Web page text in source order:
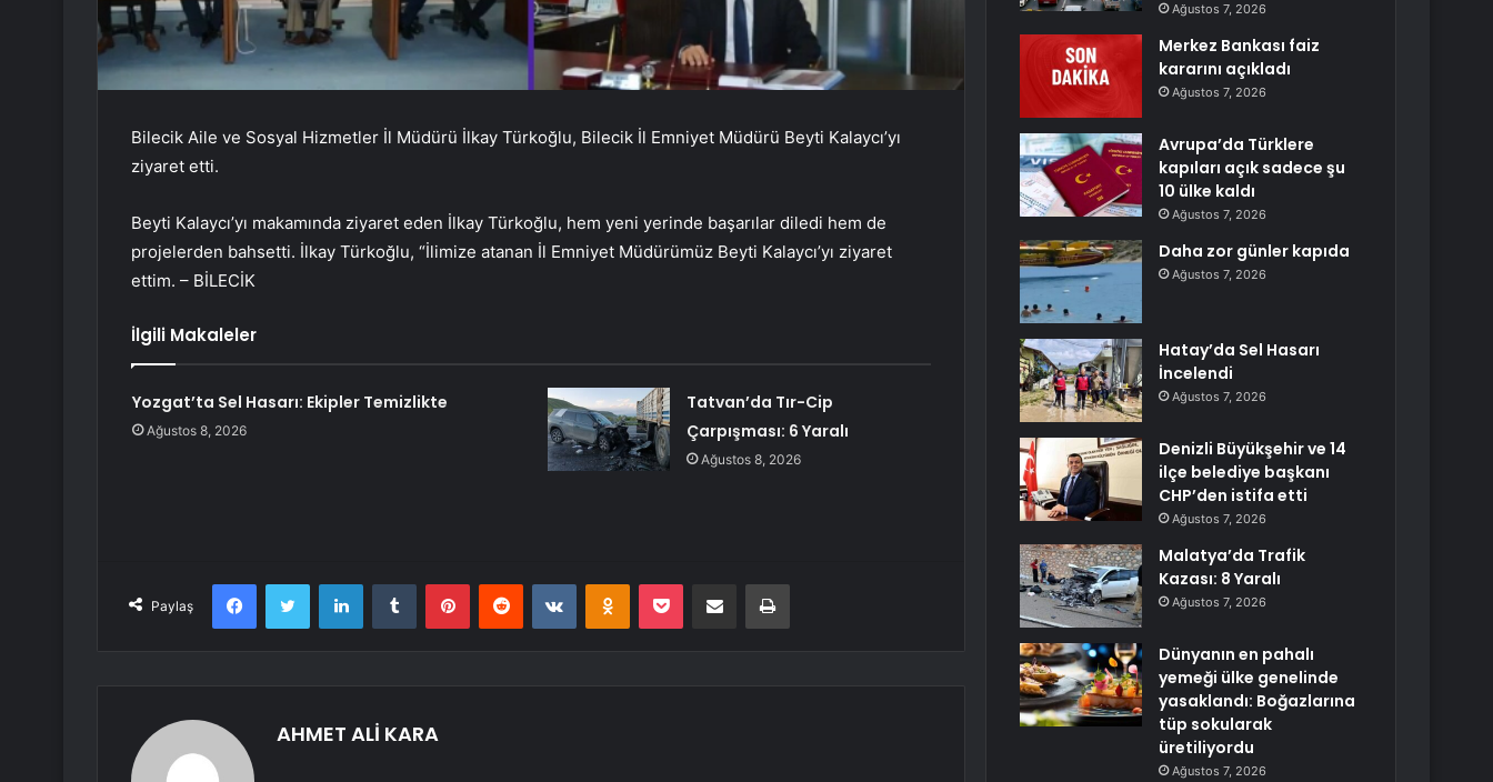
Bilecik Aile ve Sosyal Hizmetler İl Müdürü İlkay Türkoğlu, Bilecik İl Emniyet Müdürü Beyti Kalaycı’yı
ziyaret etti.
Beyti Kalaycı’yı makamında ziyaret eden İlkay Türkoğlu, hem yeni yerinde başarılar diledi hem de
projelerden bahsetti. İlkay Türkoğlu, “İlimize atanan İl Emniyet Müdürümüz Beyti Kalaycı’yı ziyaret
ettim. – BİLECİK
İlgili Makaleler
Yozgat’ta Sel Hasarı: Ekipler Temizlikte
Ağustos 8, 2026
Tatvan’da Tır-Cip
Çarpışması: 6 Yaralı
Ağustos 8, 2026
Paylaş
FacebookTwitter LinkedInTumblr PinterestReddit VKontakteOdnoklassniki
Pocket E-Posta ile paylaş Yazdır
AHMET ALİ KARA
Ağustos 7, 2026
Merkez Bankası faiz
kararını açıkladı
Ağustos 7, 2026
Avrupa’da Türklere
kapıları açık sadece şu
10 ülke kaldı
Ağustos 7, 2026
Daha zor günler kapıda
Ağustos 7, 2026
Hatay’da Sel Hasarı
İncelendi
Ağustos 7, 2026
Denizli Büyükşehir ve 14
ilçe belediye başkanı
CHP’den istifa etti
Ağustos 7, 2026
Malatya’da Trafik
Kazası: 8 Yaralı
Ağustos 7, 2026
Dünyanın en pahalı
yemeği ülke genelinde
yasaklandı: Boğazlarına
tüp sokularak
üretiliyordu
Ağustos 7, 2026